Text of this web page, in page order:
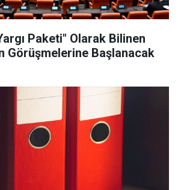
Paketi" Olarak Bilinen
Görüşmelerine Başlanacak